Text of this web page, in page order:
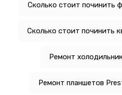
Сколько стоит починить
Сколько стоит починить
Ремонт
Ремонт планшетов